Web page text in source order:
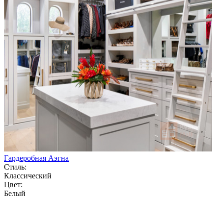
Гардеробная Аэгна
Стиль:
Классический
Цвет:
Белый